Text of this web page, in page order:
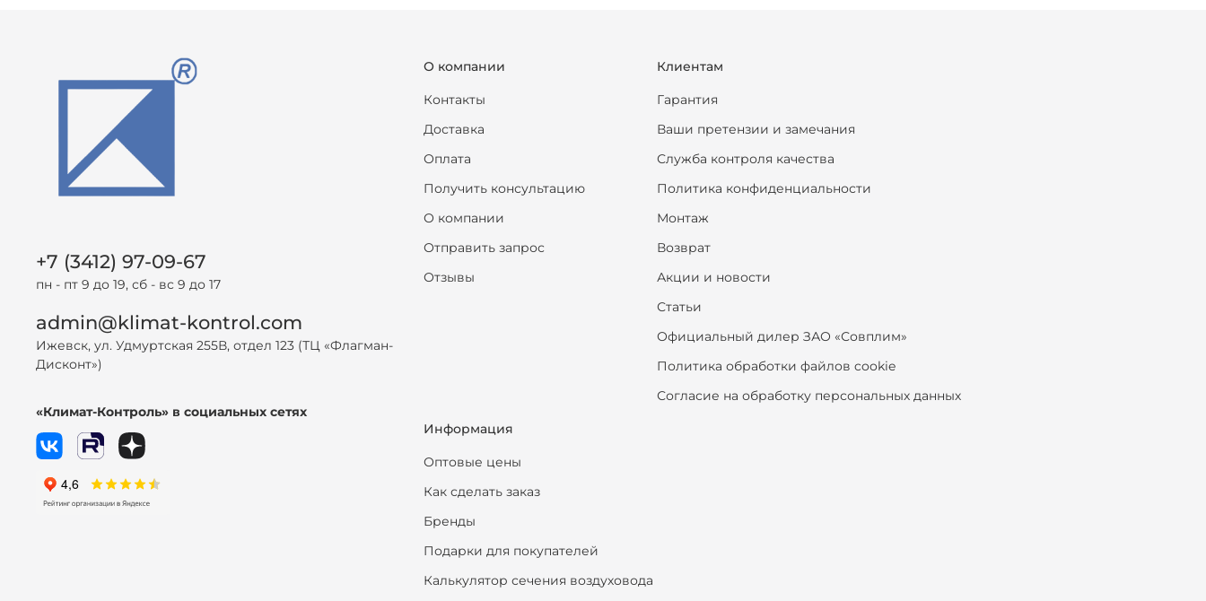
О компании
Контакты
Доставка
Оплата
Получить консультацию
О компании
Отправить запрос
Отзывы
Клиентам
Гарантия
Ваши претензии и замечания
Служба контроля качества
Политика конфиденциальности
Монтаж
Возврат
Акции и новости
Статьи
Официальный дилер ЗАО «Совплим»
Политика обработки файлов cookie
Согласие на обработку персональных данных
Информация
Оптовые цены
Как сделать заказ
Бренды
Подарки для покупателей
Калькулятор сечения воздуховода
+7 (3412) 97-09-67
пн - пт 9 до 19, сб - вс 9 до 17
admin@klimat-kontrol.com
Ижевск, ул. Удмуртская 255В, отдел 123 (ТЦ «Флагман-
Дисконт»)
«Климат-Контроль» в социальных сетях